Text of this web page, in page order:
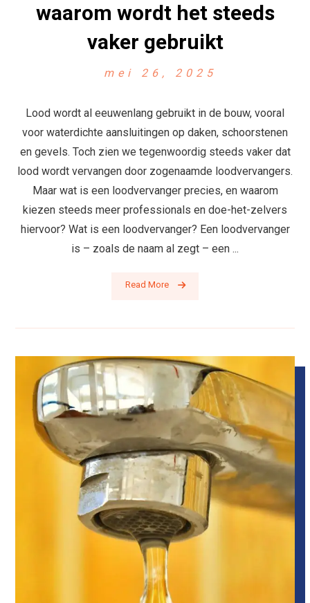
waarom wordt het steeds
vaker gebruikt
mei 26, 2025
Lood wordt al eeuwenlang gebruikt in de bouw, vooral
voor waterdichte aansluitingen op daken, schoorstenen
en gevels. Toch zien we tegenwoordig steeds vaker dat
lood wordt vervangen door zogenaamde loodvervangers.
Maar wat is een loodvervanger precies, en waarom
kiezen steeds meer professionals en doe-het-zelvers
hiervoor? Wat is een loodvervanger? Een loodvervanger
is – zoals de naam al zegt – een ...
Read More